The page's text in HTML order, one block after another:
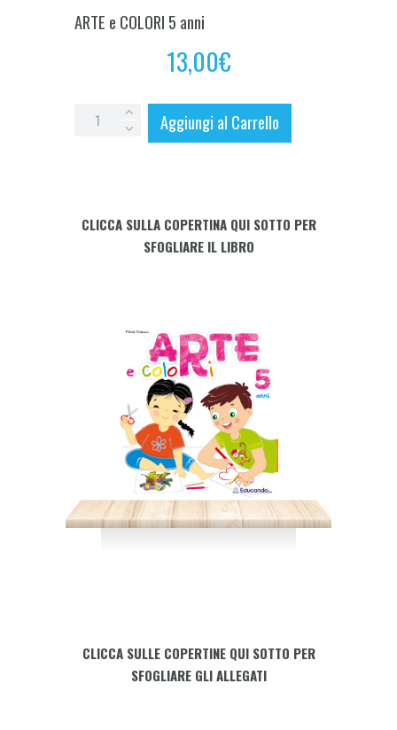
ARTE e COLORI 5 anni
13,00€
ARTE
quantity
Aggiungi al Carrello
CLICCA SULLA COPERTINA QUI SOTTO PER
SFOGLIARE IL LIBRO
CLICCA SULLE COPERTINE QUI SOTTO PER
SFOGLIARE GLI ALLEGATI